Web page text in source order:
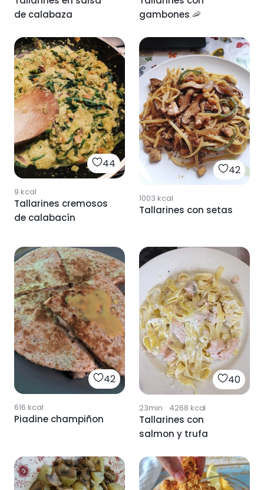
de calabaza
gambones 🦐
44
9 kcal
Tallarines cremosos
de calabacín
42
1003 kcal
Tallarines con setas
42
616 kcal
Piadine champiñon
40
23min · 4268 kcal
Tallarines con
salmon y trufa